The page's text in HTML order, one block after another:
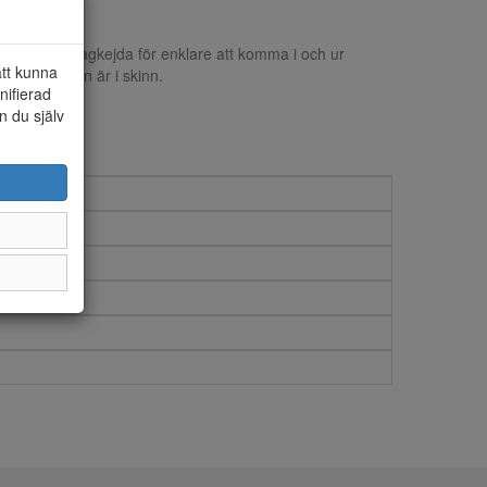
och dragkejda för enklare att komma i och ur
innersulan är i skinn.
kunna
du själv